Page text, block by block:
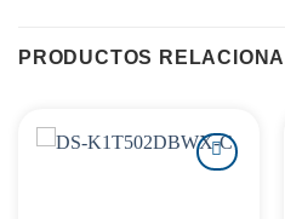
PRODUCTOS